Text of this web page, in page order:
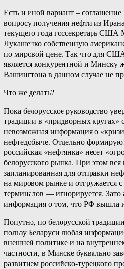
Есть и иной вариант –
вопросу получения нефти из
текущего года госсекретарь
Лукашенко собственную
по мировой цене. Так что для
является конкурентной и Минску
Вашингтона в данном случае не
Что же делать?
Пока белорусское руководство
традиции в «придворных кругах»
невозможная информация о
нефтедобыче. Отдельно
российская «нефтянка» несет
белорусского рынка. При этом
запланированная для отправки
на мировом рынке и отгружается
терминалов — игнорируется. Зато
информация о том, что РФ вышла
Попутно, по белорусской
пользу Беларуси любая
внешней политике и на
частности, в Минске буквально
развитием российско-турецкого